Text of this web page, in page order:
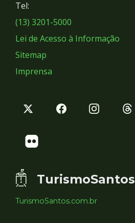
Sociais
Tel:
(13) 3201-5000
Lei de Acesso à Informação
Sitemap
Imprensa
TurismoSantos
TurismoSantos.com.br